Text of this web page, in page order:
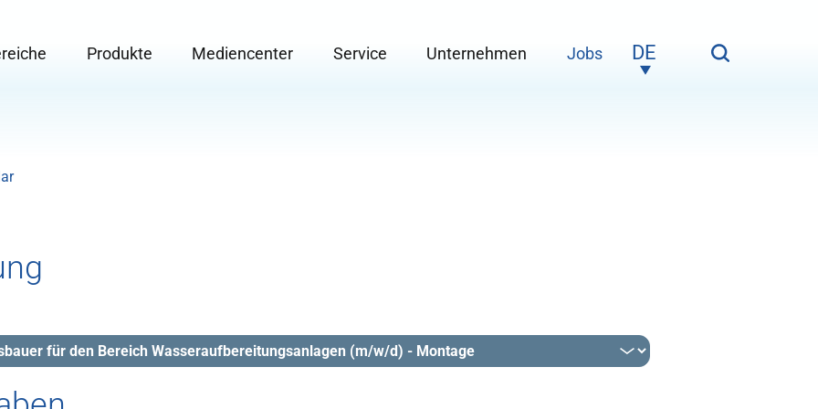
Produkte Mediencenter Service Unternehmen Jobs
Submenu for "Jobs"
DE